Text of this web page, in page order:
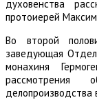
духовенства
протоиерей
Во второй
заведующая
монахиня
рассмотрения
делопроизводства